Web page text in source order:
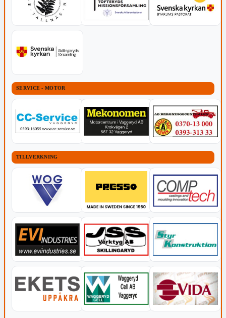
SERVICE - MOTOR
TILLVERKNING